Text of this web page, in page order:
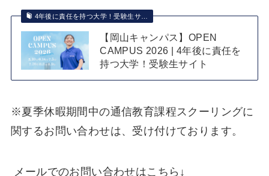
4年後に責任を持つ大学！受験生サ…
【岡山キャンパス】OPEN
CAMPUS 2026 | 4年後に責任を
持つ大学！受験生サイト
※夏季休暇期間中の通信教育課程スクーリングに
関するお問い合わせは、受け付けております。
メールでのお問い合わせはこちら↓